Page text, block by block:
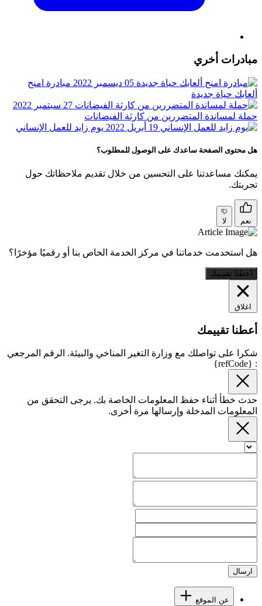
مبادرات أخري
05 ديسمبر 2022
مبادرة امنح
ألعابك حياة جديدة
27 سبتمبر 2022
حملة لمساندة المتضررين من كارثة الفيضانات
19 أبريل 2022
يوم زايد للعمل الإنساني
هل محتوى الصفحة ساعدك على الوصول للمطلوب؟
يمكنك مساعدتنا على التحسين من خلال تقديم ملاحظاتك حول
تجربتك.
نعم لا
هل استخدمت خدماتنا في مركز الخدمة الخاص بنا أو رقميًا مؤخرًا؟
أعطنا تقييمك
اغلاق
أعطنا تقييمك
شكرا على تواصلك مع وزارة التغير المناخي والبيئة. الرقم المرجعي
: {refCode}
حدث خطأ أثناء حفظ المعلومات الخاصة بك. يرجى التحقق من
المعلومات المدخلة وإرسالها مرة أخرى.
ارسال
عن الموقع